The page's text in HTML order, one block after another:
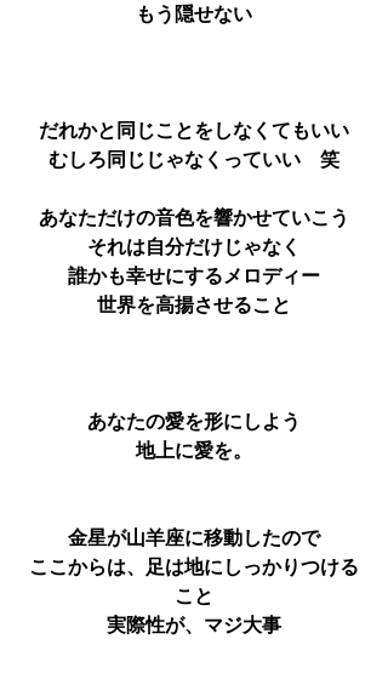
もう隠せない
だれかと同じことをしなくてもいい
むしろ同じじゃなくっていい　笑
あなただけの音色を響かせていこう
それは自分だけじゃなく
誰かも幸せにするメロディー
世界を高揚させること
あなたの愛を形にしよう
地上に愛を。
金星が山羊座に移動したので
ここからは、足は地にしっかりつける
こと
実際性が、マジ大事